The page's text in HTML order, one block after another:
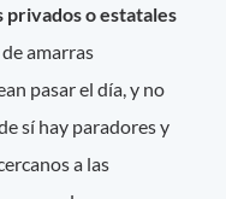
privados o estatales
amarras
pasar el día, y no
sí hay paradores y
a las